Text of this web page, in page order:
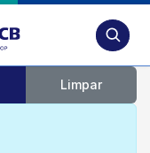
Limpar